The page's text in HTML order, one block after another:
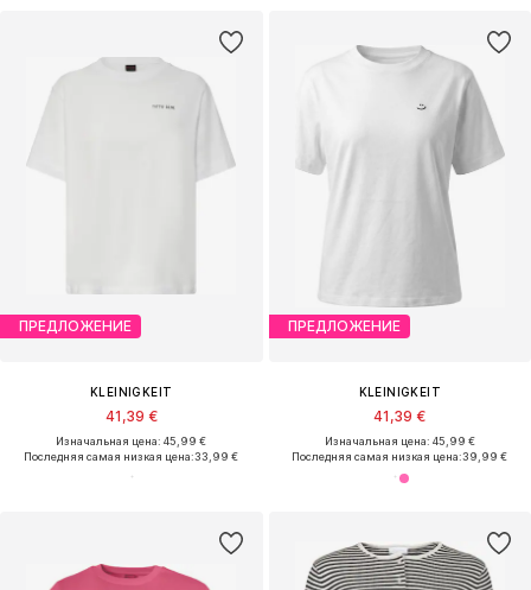
ПРЕДЛОЖЕНИЕ
KLEINIGKEIT
41,39 €
Изначальная цена: 45,99 €
Последняя самая низкая цена:33,99 €
ПРЕДЛОЖЕНИЕ
KLEINIGKEIT
41,39 €
Изначальная цена: 45,99 €
Последняя самая низкая цена:39,99 €